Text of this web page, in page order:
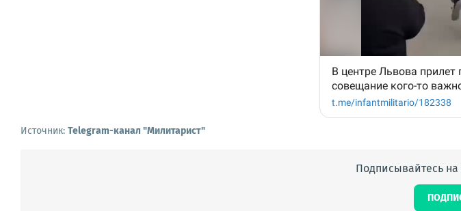
Источник: Telegram-канал "Милитарист"
Подписывайтесь